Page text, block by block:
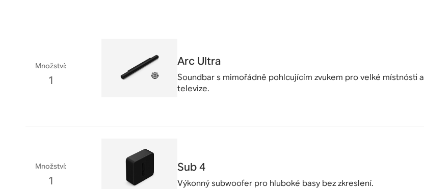
Množství:
1
Arc Ultra
Soundbar s mimořádně pohlcujícím zvukem pro velké místnósti a
televize.
Množství:
1
Sub 4
Výkonný subwoofer pro hluboké basy bez zkreslení.